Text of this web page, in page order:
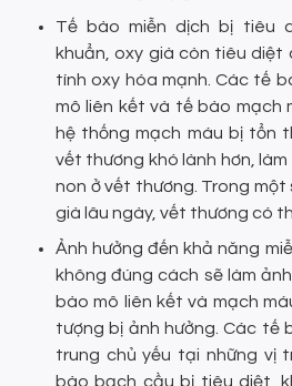
Tế bào miễn dịch bị tiêu
khuẩn, oxy già còn tiêu
tính oxy hóa mạnh. Các tế
mô liên kết và tế bào mạch
hệ thống mạch máu bị tổn
vết thương khó lành hơn,
non ở vết thương. Trong
già lâu ngày, vết thương có
Ảnh hưởng đến khả năng
không đúng cách sẽ làm
bào mô liên kết và mạch
tượng bị ảnh hưởng. Các tế
trung chủ yếu tại những vị
bào bạch cầu bị tiêu diệt,